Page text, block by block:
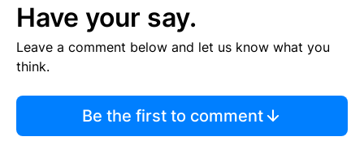
Have your say.
Leave a comment below and let us know what you
think.
Be the first to comment